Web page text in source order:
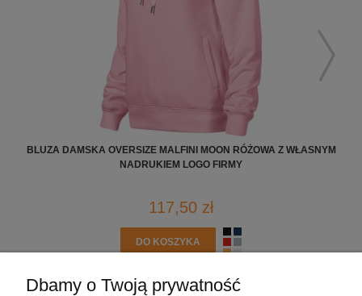
BLUZA DAMSKA OVERSIZE MALFINI MOON RÓŻOWA Z WŁASNYM
NADRUKIEM LOGO FIRMY
117,50 zł
DO KOSZYKA
Dbamy o Twoją prywatność